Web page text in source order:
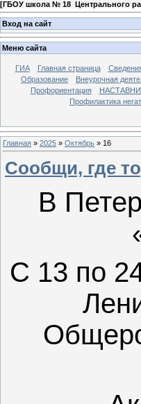
[ГБОУ школа № 18 Центрального
Вход на сайт
Меню сайта
ГИА Главная страница
Образование
Внеурочная
Профориентация
Профилактика
Главная » 2025 » Октябрь » 16
Сообщи, где
В
С 13 по